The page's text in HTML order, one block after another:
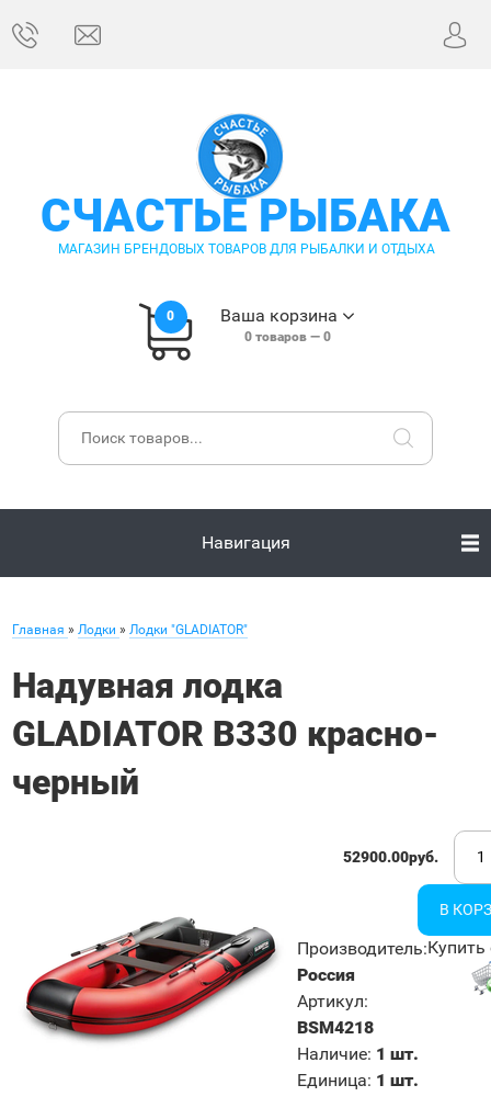
СЧАСТЬЕ РЫБАКА
МАГАЗИН БРЕНДОВЫХ ТОВАРОВ ДЛЯ РЫБАЛКИ И ОТДЫХА
0 Ваша корзина
0товаров — 0
Навигация
Главная » Лодки » Лодки "GLADIATOR"
Надувная лодка
GLADIATOR B330 красно-
черный
52900.00руб.
Производитель:
Россия
Артикул:
BSM4218
Наличие: 1 шт.
Единица: 1 шт.
Купить